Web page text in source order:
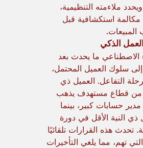
ويحدد ملاءمته التنظيمية،
استكشافية قبل
الذكي
الاصطناعي ما يحدث بعد
إلى سلوك العميل المحتمل،
التفاعل. العميل ذي
من قطاع مستهدف يذهب
حسابات كبير، بينما
ذي النية الأقل في دورة
تحدث هذه القرارات تلقائيًا
تهم، مما يلغي التأخيرات